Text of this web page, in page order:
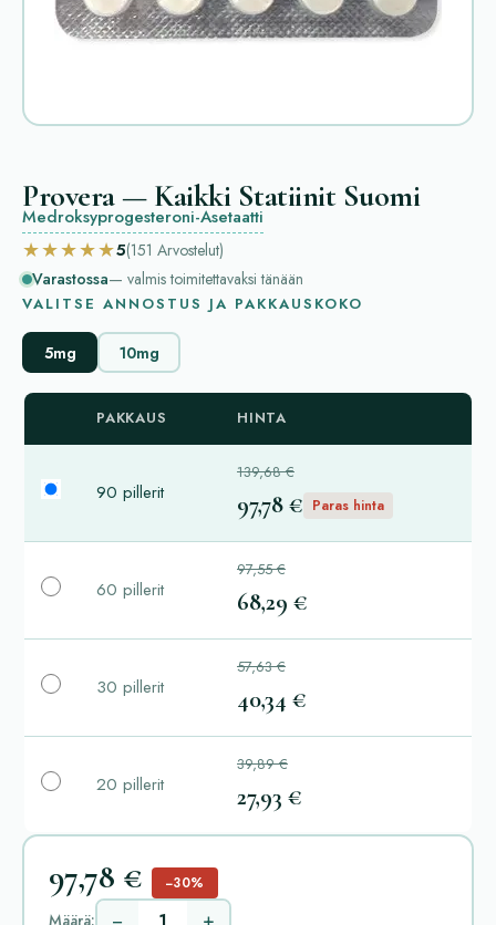
Provera — Kaikki Statiinit Suomi
Medroksyprogesteroni-Asetaatti
★★★★★5(151 Arvostelut)
Varastossa— valmis toimitettavaksi tänään
VALITSE ANNOSTUS JA PAKKAUSKOKO
5mg 10mg
PAKKAUS HINTA
90 pillerit
139,68 €
97,78 € Paras hinta
60 pillerit
97,55 €
68,29 €
30 pillerit
57,63 €
40,34 €
20 pillerit
39,89 €
27,93 €
97,78 € −30%
Määrä: